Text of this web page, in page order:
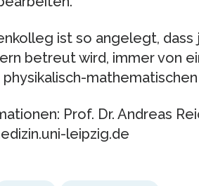
ist so angelegt,
betreut wird, immer von
Prof. Dr. Andreas
leipzig.de